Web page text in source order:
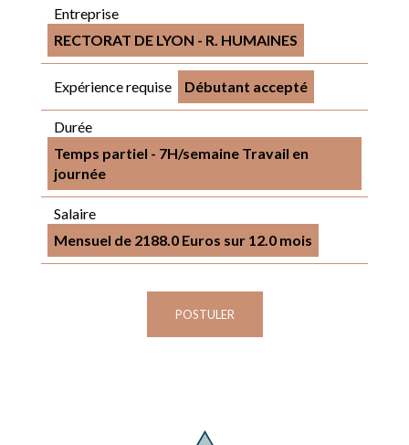
Entreprise
RECTORAT DE LYON - R. HUMAINES
Expérience requise Débutant accepté
Durée
Temps partiel - 7H/semaine Travail en
journée
Salaire
Mensuel de 2188.0 Euros sur 12.0 mois
POSTULER